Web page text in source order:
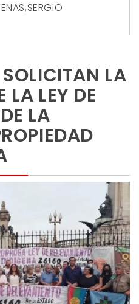
,SERGIO
LA
LA LEY DE
LA